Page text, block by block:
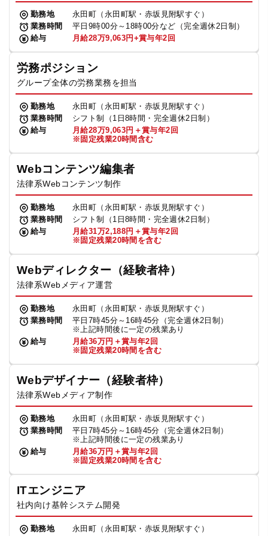
勤務地
永田町（永田町駅・赤坂見附駅すぐ）
業務時間
平日9時00分～18時00分など（完全週休2日制）
給与
月給28万9,063円+賞与年2回
労務ポジション
グループ全体の労務業務を担当
勤務地
永田町（永田町駅・赤坂見附駅すぐ）
業務時間
シフト制（1日8時間・完全週休2日制）
給与
月給28万9,063円＋賞与年2回
※固定残業20時間含む
Webコンテンツ編集者
法律系Webコンテンツ制作
勤務地
永田町（永田町駅・赤坂見附駅すぐ）
業務時間
シフト制（1日8時間・完全週休2日制）
給与
月給31万2,188円＋賞与年2回
※固定残業20時間を含む
Webディレクター（経験者枠）
法律系Webメディア運営
勤務地
永田町（永田町駅・赤坂見附駅すぐ）
業務時間
平日7時45分～16時45分（完全週休2日制）
※上記時間後に一定の残業あり
給与
月給36万円＋賞与年2回
※固定残業20時間を含む
Webデザイナー（経験者枠）
法律系Webメディア制作
勤務地
永田町（永田町駅・赤坂見附駅すぐ）
業務時間
平日7時45分～16時45分（完全週休2日制）
※上記時間後に一定の残業あり
給与
月給36万円＋賞与年2回
※固定残業20時間を含む
ITエンジニア
社内向け基幹システム開発
勤務地
永田町（永田町駅・赤坂見附駅すぐ）